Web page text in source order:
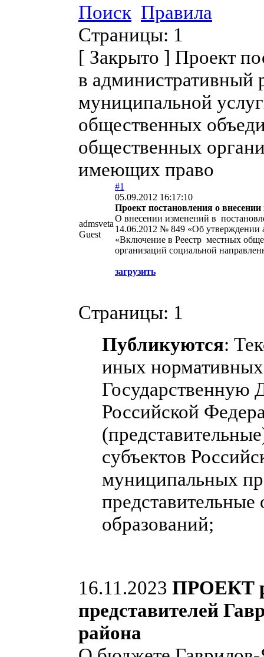
Поиск Правила
Страницы: 1
[ Закрыто ] Проект
в административный
муниципальной
общественных
общественных
имеющих право
admsveta
Guest
#1
05.09.2012 16:17:10
Проект постановления о
О внесении изменений в
14.06.2012 № 849 «Об утверждении
«Включение в Реестр местных
организаций социальной
загрузить
Страницы: 1
Публикуются:
иных
Государственную
Российской
субъектов
муниципальных
образований;
16.11.2023 ПРОЕКТ
представителей
района